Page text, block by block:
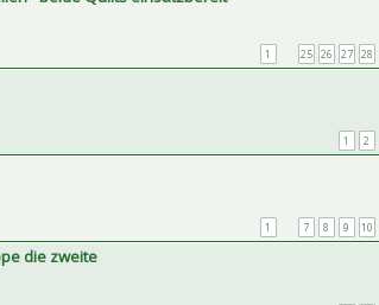
1 25 26 27 28
1 2
1 7 8 9 10
die zweite